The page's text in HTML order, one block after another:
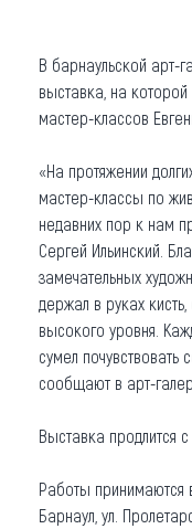
О регионе
Коллекция
Другие
В барнаульской арт-
выставка, на
мастер-классов
«На протяжении
мастер-классы по
недавних пор к нам
Сергей Ильинский.
замечательных
держал в руках
высокого уровня.
сумел
сообщают в арт-
Выставка продлится с
Работы принимаются
Барнаул, ул.